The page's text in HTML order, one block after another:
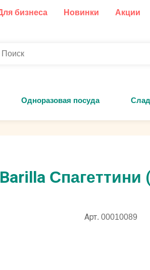
бизнеса Новинки Акции
Одноразовая посуда
Спагеттини
Арт. 00010089